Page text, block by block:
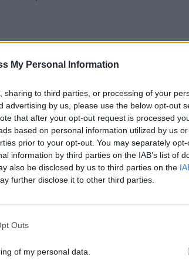
My Personal Information
sharing to third parties, or processing of your
advertising by us, please use the below opt-out
that after your opt-out request is processed
based on personal information utilized by us
prior to your opt-out. You may separately
information by third parties on the IAB’s list of
also be disclosed by us to third parties on the
further disclose it to other third parties.
Outs
of my personal data.
ιστορία ο Χάαλαντ
Σίτι διέλυσε 4-1 τη Μπόρνμουθ
την Άρσεναλ.
η Άρσεναλ από τη
λύγισε 1-0 τη Λέστερ.